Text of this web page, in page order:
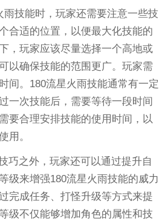
雨技能时，玩家还需要注意一些技
合适的位置，以便最大化技能的
，玩家应该尽量选择一个高地或
以确保技能的范围更广。玩家需
间。180流星火雨技能通常有一定
一次技能后，需要等待一段时间
要合理安排技能的使用时间，以
用。
巧之外，玩家还可以通过提升自
级来增强180流星火雨技能的威力
完成任务、打怪升级等方式来提
级不仅能够增加角色的属性和技